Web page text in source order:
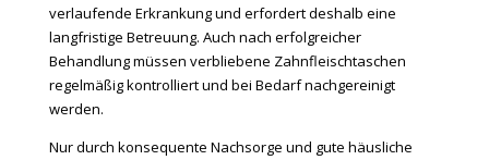
verlaufende Erkrankung und erfordert deshalb eine
langfristige Betreuung. Auch nach erfolgreicher
Behandlung müssen verbliebene Zahnfleischtaschen
regelmäßig kontrolliert und bei Bedarf nachgereinigt
werden.
Nur durch konsequente Nachsorge und gute häusliche